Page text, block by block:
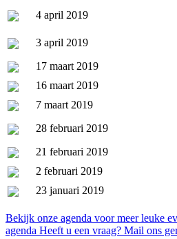
4 april 2019
3 april 2019
17 maart 2019
16 maart 2019
7 maart 2019
28 februari 2019
21 februari 2019
2 februari 2019
23 januari 2019
Bekijk onze agenda voor meer leuke
agenda Heeft u een vraag? Mail ons